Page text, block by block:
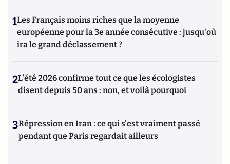
1Les Français moins riches que la moyenne
européenne pour la 3e année consécutive : jusqu'où
ira le grand déclassement ?
2L’été 2026 confirme tout ce que les écologistes
disent depuis 50 ans : non, et voilà pourquoi
3Répression en Iran : ce qui s'est vraiment passé
pendant que Paris regardait ailleurs